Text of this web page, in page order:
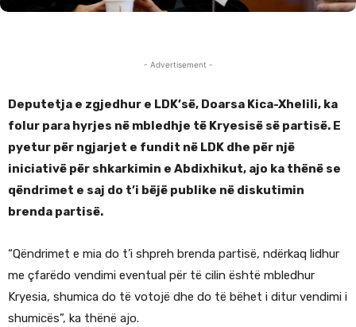
- Advertisement -
Deputetja e zgjedhur e LDK’së, Doarsa Kica-Xhelili, ka
folur para hyrjes në mbledhje të Kryesisë së partisë. E
pyetur për ngjarjet e fundit në LDK dhe për një
iniciativë për shkarkimin e Abdixhikut, ajo ka thënë se
qëndrimet e saj do t’i bëjë publike në diskutimin
brenda partisë.
“Qëndrimet e mia do t’i shpreh brenda partisë, ndërkaq lidhur
me çfarëdo vendimi eventual për të cilin është mbledhur
Kryesia, shumica do të votojë dhe do të bëhet i ditur vendimi i
shumicës”, ka thënë ajo.